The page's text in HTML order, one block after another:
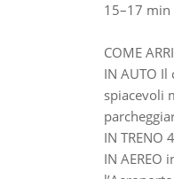
15–17 min
COME
IN AUTO
spiacevoli
IN TRENO
IN AEREO